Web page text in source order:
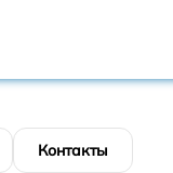
Контакты